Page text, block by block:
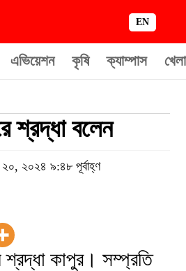
EN
এভিয়েশন কৃষি ক্যাম্পাস
শ্রদ্ধা বলেন
২০, ২০২৪ ৯:৪৮ পূর্বাহ্ণ
কাপুর। সম্প্রতি